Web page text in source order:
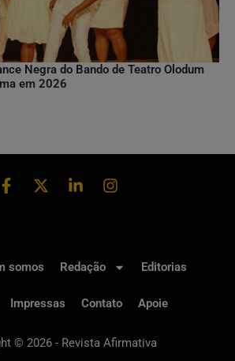
Negra do Bando de Teatro Olodum
em 2026
© 2026 - Revista Afirmativa
somos Redação Editorias
Impressas Contato Apoie